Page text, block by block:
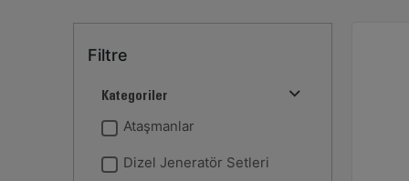
Filtre
Kategoriler
Ataşmanlar
Dizel Jeneratör Setleri